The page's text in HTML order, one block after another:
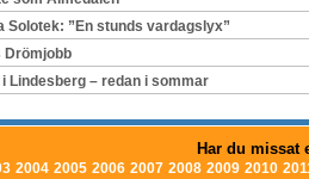
Solotek: ”En stunds vardagslyx”
Drömjobb
Lindesberg – redan i sommar
Har du missat
2004 2005 2006 2007 2008 2009 2010